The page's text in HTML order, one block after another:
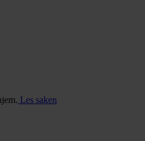
Les saken